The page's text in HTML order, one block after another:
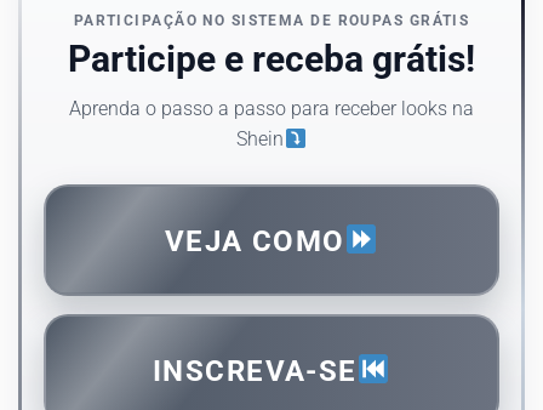
PARTICIPAÇÃO NO SISTEMA DE ROUPAS GRÁTIS
Participe e receba grátis!
Aprenda o passo a passo para receber looks na
Shein
VEJA COMO
INSCREVA-SE